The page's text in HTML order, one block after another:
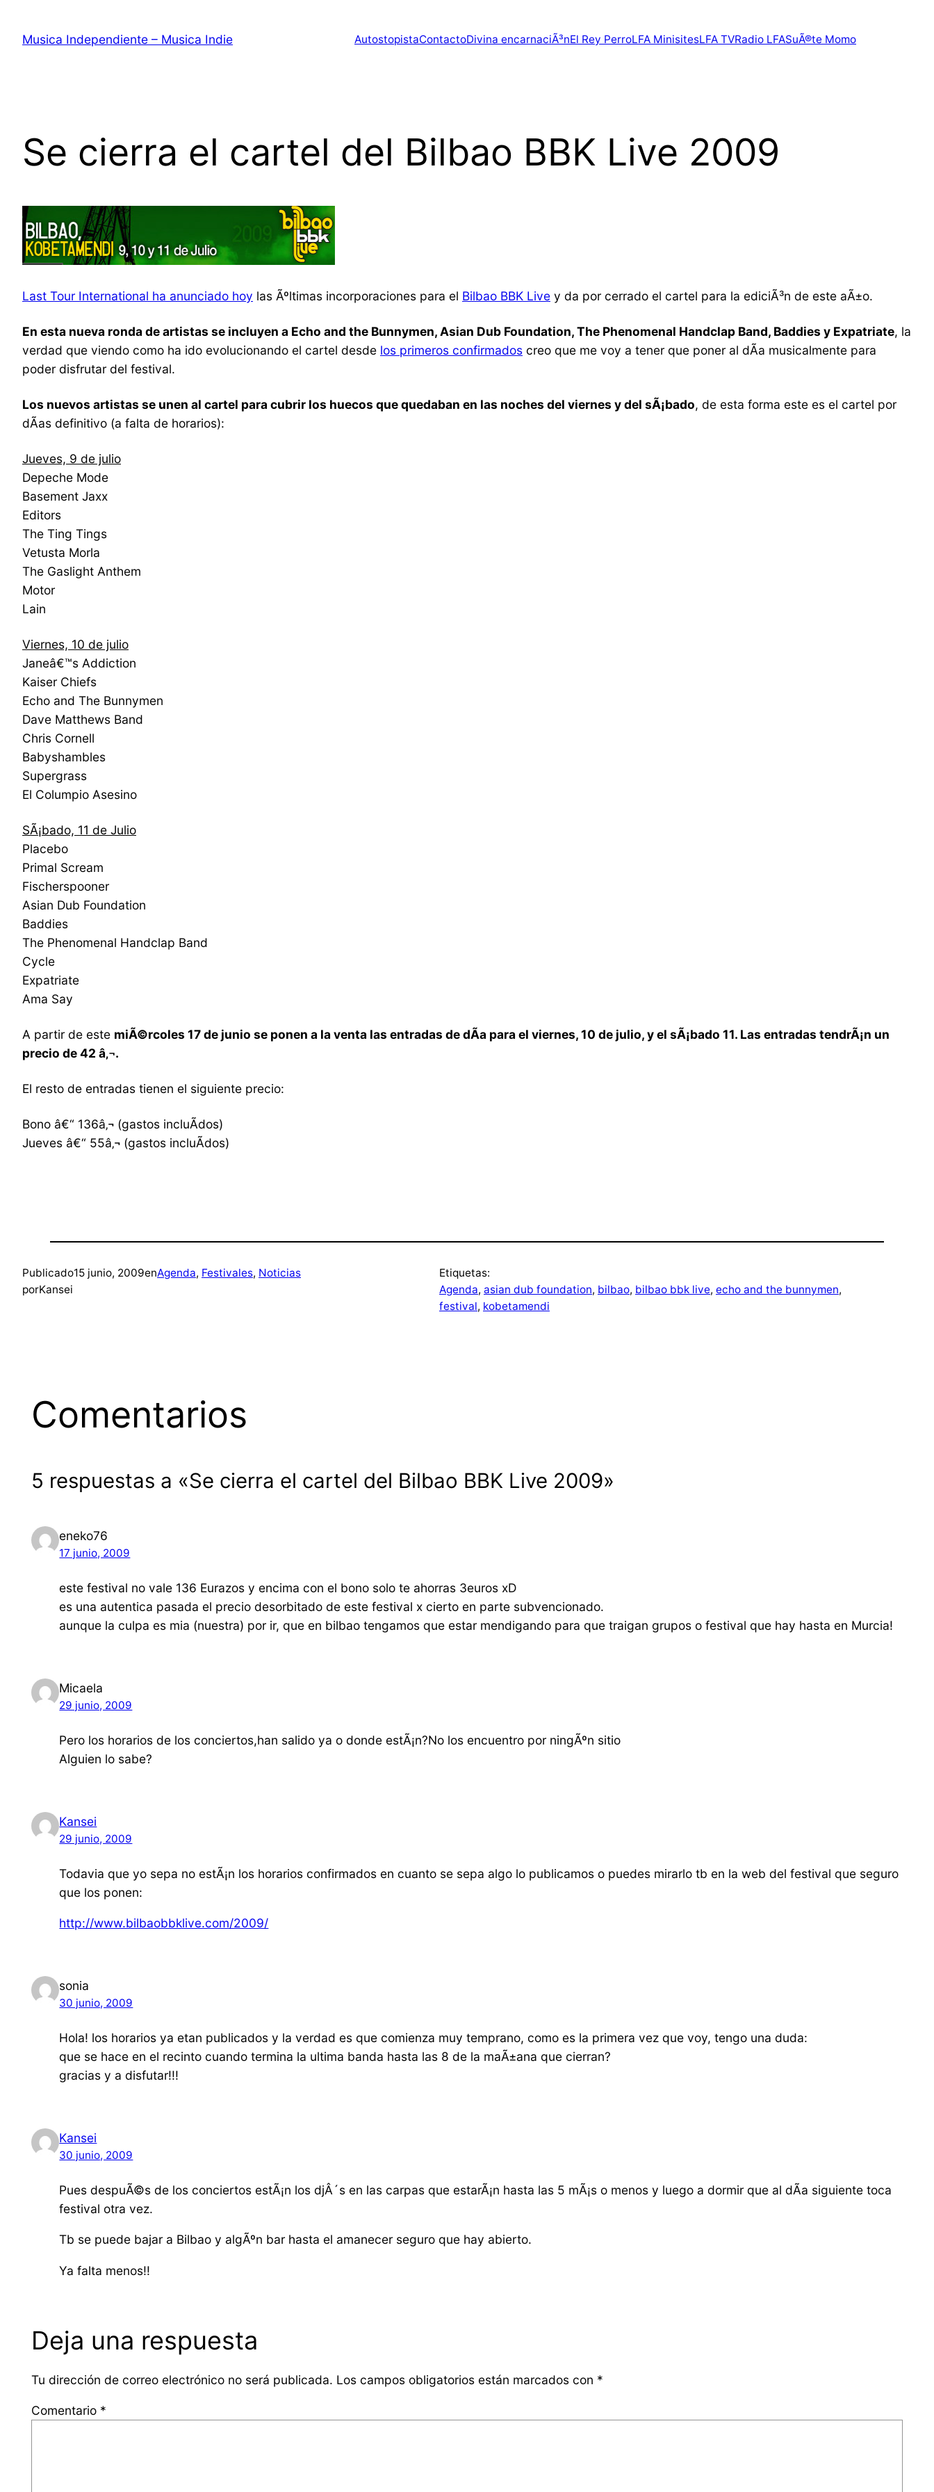
contenido
Musica Independiente – Musica Indie AutostopistaContactoDivina encarnaciÃ³nEl Rey PerroLFA MinisitesLFA TVRadio LFASuÃ®te Momo
Se cierra el cartel del Bilbao BBK Live 2009
Last Tour International ha anunciado hoy las Ãºltimas incorporaciones para el Bilbao BBK Live y da por cerrado el cartel para la ediciÃ³n de este aÃ±o.
En esta nueva ronda de artistas se incluyen a Echo and the Bunnymen, Asian Dub Foundation, The Phenomenal Handclap Band, Baddies y Expatriate, la
verdad que viendo como ha ido evolucionando el cartel desde los primeros confirmados creo que me voy a tener que poner al dÃ­a musicalmente para
poder disfrutar del festival.
Los nuevos artistas se unen al cartel para cubrir los huecos que quedaban en las noches del viernes y del sÃ¡bado, de esta forma este es el cartel por
dÃ­as definitivo (a falta de horarios):
Jueves, 9 de julio
Depeche Mode
Basement Jaxx
Editors
The Ting Tings
Vetusta Morla
The Gaslight Anthem
Motor
Lain
Viernes, 10 de julio
Janeâ€™s Addiction
Kaiser Chiefs
Echo and The Bunnymen
Dave Matthews Band
Chris Cornell
Babyshambles
Supergrass
El Columpio Asesino
SÃ¡bado, 11 de Julio
Placebo
Primal Scream
Fischerspooner
Asian Dub Foundation
Baddies
The Phenomenal Handclap Band
Cycle
Expatriate
Ama Say
A partir de este miÃ©rcoles 17 de junio se ponen a la venta las entradas de dÃ­a para el viernes, 10 de julio, y el sÃ¡bado 11. Las entradas tendrÃ¡n un
precio de 42 â‚¬.
El resto de entradas tienen el siguiente precio:
Bono â€“ 136â‚¬ (gastos incluÃ­dos)
Jueves â€“ 55â‚¬ (gastos incluÃ­dos)
Publicado15 junio, 2009enAgenda, Festivales, Noticias
porKansei
Etiquetas:
Agenda, asian dub foundation, bilbao, bilbao bbk live, echo and the bunnymen
festival, kobetamendi
Comentarios
5 respuestas a «Se cierra el cartel del Bilbao BBK Live 2009»
eneko76
17 junio, 2009
este festival no vale 136 Eurazos y encima con el bono solo te ahorras 3euros xD
es una autentica pasada el precio desorbitado de este festival x cierto en parte subvencionado.
aunque la culpa es mia (nuestra) por ir, que en bilbao tengamos que estar mendigando para que traigan grupos o festival que hay hasta en Murcia!
Micaela
29 junio, 2009
Pero los horarios de los conciertos,han salido ya o donde estÃ¡n?No los encuentro por ningÃºn sitio
Alguien lo sabe?
Kansei
29 junio, 2009
Todavia que yo sepa no estÃ¡n los horarios confirmados en cuanto se sepa algo lo publicamos o puedes mirarlo tb en la web del festival que seguro
que los ponen:
http://www.bilbaobbklive.com/2009/
sonia
30 junio, 2009
Hola! los horarios ya etan publicados y la verdad es que comienza muy temprano, como es la primera vez que voy, tengo una duda:
que se hace en el recinto cuando termina la ultima banda hasta las 8 de la maÃ±ana que cierran?
gracias y a disfutar!!!
Kansei
30 junio, 2009
Pues despuÃ©s de los conciertos estÃ¡n los djÂ´s en las carpas que estarÃ¡n hasta las 5 mÃ¡s o menos y luego a dormir que al dÃ­a siguiente toca
festival otra vez.
Tb se puede bajar a Bilbao y algÃºn bar hasta el amanecer seguro que hay abierto.
Ya falta menos!!
Deja una respuesta
Tu dirección de correo electrónico no será publicada. Los campos obligatorios están marcados con *
Comentario *